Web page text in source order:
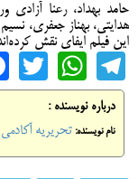
حامد بهداد، رعنا آزادی
هدایتی، بهناز جعفری،
این فیلم ایفای نقش
درباره نویسنده :
نام نویسنده: تحریریه